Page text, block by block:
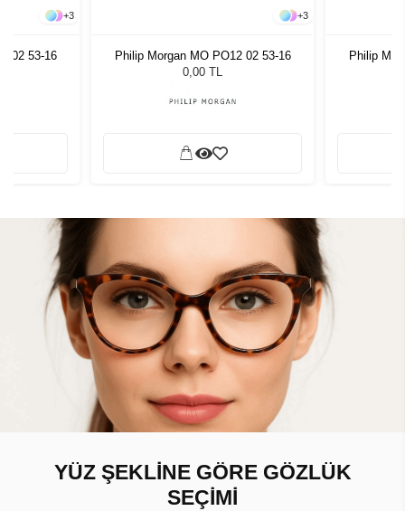
+3
02 53-16
+3
Philip Morgan MO PO12 02 53-16
0,00 TL
Philip
YÜZ ŞEKLİNE GÖRE GÖZLÜK
SEÇİMİ